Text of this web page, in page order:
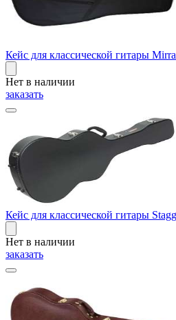
Кейс для классической гитары
Нет в наличии
заказать
Кейс для классической гитары
Нет в наличии
заказать